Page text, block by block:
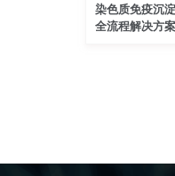
染色质免疫沉
全流程解决方案